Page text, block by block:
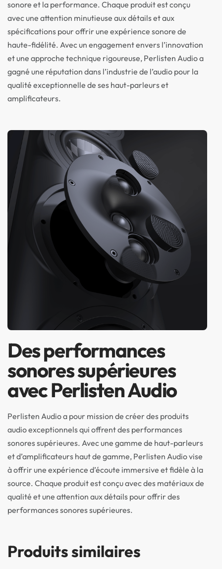
sonore et la performance. Chaque produit est conçu
avec une attention minutieuse aux détails et aux
spécifications pour offrir une expérience sonore de
haute-fidélité. Avec un engagement envers l’innovation
et une approche technique rigoureuse, Perlisten Audio a
gagné une réputation dans l’industrie de l’audio pour la
qualité exceptionnelle de ses haut-parleurs et
amplificateurs.
Des performances
sonores supérieures
avec Perlisten Audio
Perlisten Audio a pour mission de créer des produits
audio exceptionnels qui offrent des performances
sonores supérieures. Avec une gamme de haut-parleurs
et d’amplificateurs haut de gamme, Perlisten Audio vise
à offrir une expérience d’écoute immersive et fidèle à la
source. Chaque produit est conçu avec des matériaux de
qualité et une attention aux détails pour offrir des
performances sonores supérieures.
Produits similaires